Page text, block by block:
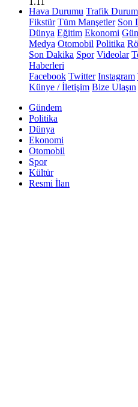
Hava Durumu Trafik
Fikstür Tüm Manşetler Son
Dünya Eğitim Ekonomi
Medya Otomobil Politika
Son Dakika Spor Videolar
Haberleri
Facebook Twitter Instagram
Künye / İletişim Bize Ulaşın
Gündem
Politika
Dünya
Ekonomi
Otomobil
Spor
Kültür
Resmi İlan